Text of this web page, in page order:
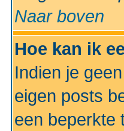
Naar boven
Hoe kan ik
Indien je
eigen posts
een beperkte